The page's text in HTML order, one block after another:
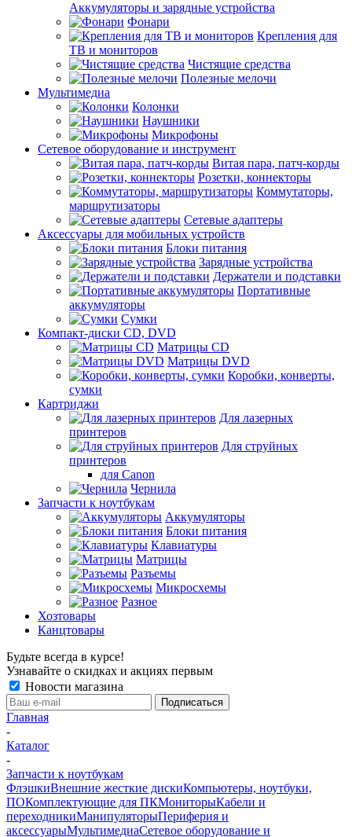
Аккумуляторы и зарядные устройства
Фонари
Крепления для
ТВ и мониторов
Чистящие средства
Полезные мелочи
Мультимедиа
Колонки
Наушники
Микрофоны
Сетевое оборудование и инструмент
Витая пара, патч-корды
Розетки, коннекторы
Коммутаторы,
маршрутизаторы
Сетевые адаптеры
Аксессуары для мобильных устройств
Блоки питания
Зарядные устройства
Держатели и подставки
Портативные
аккумуляторы
Сумки
Компакт-диски CD, DVD
Матрицы CD
Матрицы DVD
Коробки, конверты,
сумки
Картриджи
Для лазерных
принтеров
Для струйных
принтеров
для Canon
Чернила
Запчасти к ноутбукам
Аккумуляторы
Блоки питания
Клавиатуры
Матрицы
Разъемы
Микросхемы
Разное
Хозтовары
Канцтовары
Будьте всегда в курсе!
Узнавайте о скидках и акциях первым
Новости магазина
Главная
-
Каталог
-
Запчасти к ноутбукам
ФлэшкиВнешние жесткие дискиКомпьютеры, ноутбуки,
ПОКомплектующие для ПКМониторыКабели и
переходникиМанипуляторыПериферия и
аксессуарыМультимедиаСетевое оборудование и